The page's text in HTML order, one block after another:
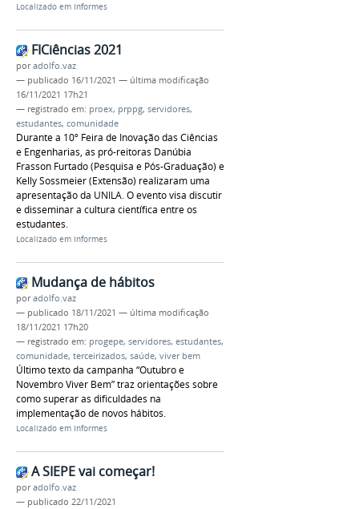
Localizado em Informes
FICiências 2021
poradolfo.vaz
— publicado 16/11/2021 — última modificação
16/11/2021 17h21
— registrado em: proex, prppg, servidores,
estudantes, comunidade
Durante a 10º Feira de Inovação das Ciências
e Engenharias, as pró-reitoras Danúbia
Frasson Furtado (Pesquisa e Pós-Graduação) e
Kelly Sossmeier (Extensão) realizaram uma
apresentação da UNILA. O evento visa discutir
e disseminar a cultura científica entre os
estudantes.
Localizado em Informes
Mudança de hábitos
poradolfo.vaz
— publicado 18/11/2021 — última modificação
18/11/2021 17h20
— registrado em: progepe, servidores, estudantes,
comunidade, terceirizados, saúde, viver bem
Último texto da campanha “Outubro e
Novembro Viver Bem” traz orientações sobre
como superar as dificuldades na
implementação de novos hábitos.
Localizado em Informes
A SIEPE vai começar!
poradolfo.vaz
— publicado 22/11/2021